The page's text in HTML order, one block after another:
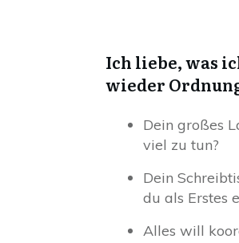
Ich liebe, was
wieder
Dein großes
viel zu tun?
Dein
du als Erstes
Alles will